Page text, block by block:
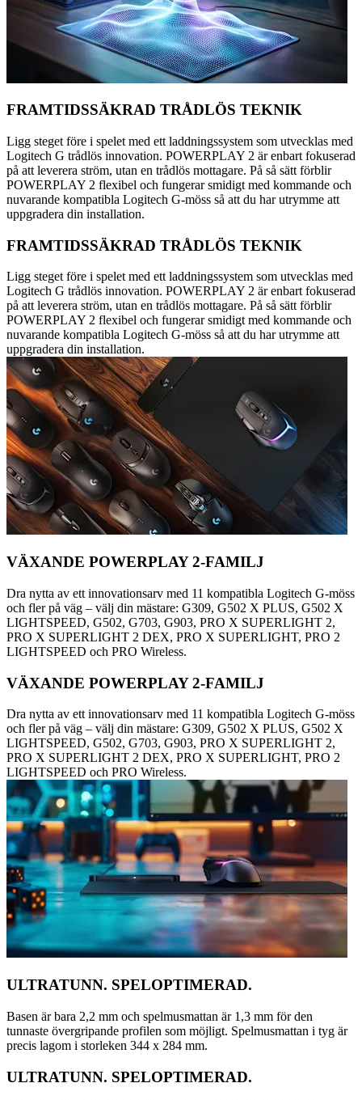
FRAMTIDSSÄKRAD TRÅDLÖS TEKNIK
Ligg steget före i spelet med ett laddningssystem som utvecklas med
Logitech G trådlös innovation. POWERPLAY 2 är enbart fokuserad
på att leverera ström, utan en trådlös mottagare. På så sätt förblir
POWERPLAY 2 flexibel och fungerar smidigt med kommande och
nuvarande kompatibla Logitech G-möss så att du har utrymme att
uppgradera din installation.
FRAMTIDSSÄKRAD TRÅDLÖS TEKNIK
Ligg steget före i spelet med ett laddningssystem som utvecklas med
Logitech G trådlös innovation. POWERPLAY 2 är enbart fokuserad
på att leverera ström, utan en trådlös mottagare. På så sätt förblir
POWERPLAY 2 flexibel och fungerar smidigt med kommande och
nuvarande kompatibla Logitech G-möss så att du har utrymme att
uppgradera din installation.
VÄXANDE POWERPLAY 2-FAMILJ
Dra nytta av ett innovationsarv med 11 kompatibla Logitech G-möss
och fler på väg – välj din mästare: G309, G502 X PLUS, G502 X
LIGHTSPEED, G502, G703, G903, PRO X SUPERLIGHT 2,
PRO X SUPERLIGHT 2 DEX, PRO X SUPERLIGHT, PRO 2
LIGHTSPEED och PRO Wireless.
VÄXANDE POWERPLAY 2-FAMILJ
Dra nytta av ett innovationsarv med 11 kompatibla Logitech G-möss
och fler på väg – välj din mästare: G309, G502 X PLUS, G502 X
LIGHTSPEED, G502, G703, G903, PRO X SUPERLIGHT 2,
PRO X SUPERLIGHT 2 DEX, PRO X SUPERLIGHT, PRO 2
LIGHTSPEED och PRO Wireless.
ULTRATUNN. SPELOPTIMERAD.
Basen är bara 2,2 mm och spelmusmattan är 1,3 mm för den
tunnaste övergripande profilen som möjligt. Spelmusmattan i tyg är
precis lagom i storleken 344 x 284 mm.
ULTRATUNN. SPELOPTIMERAD.